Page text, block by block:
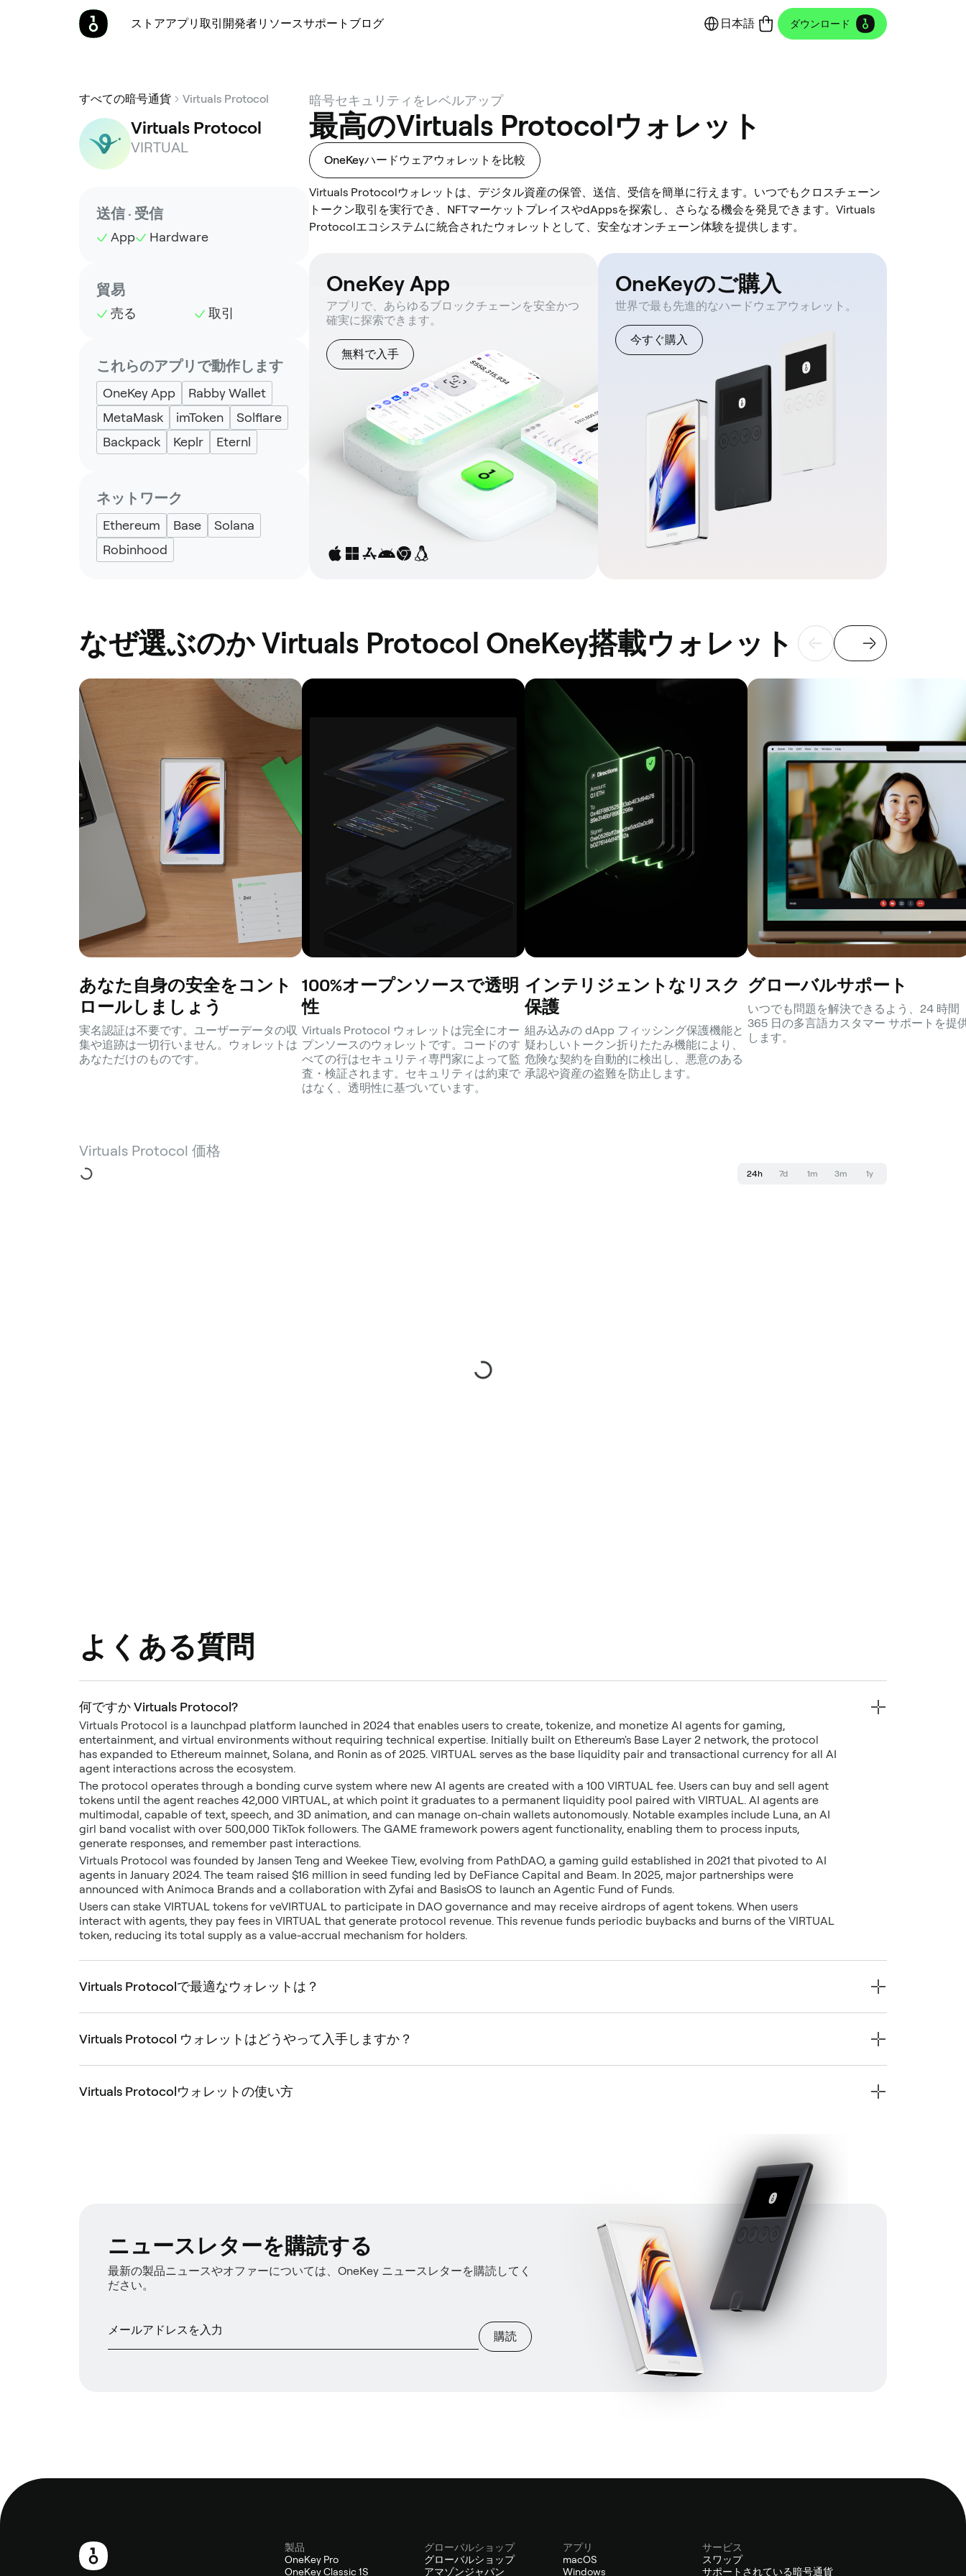
ストアアプリ 取引 開発者リソースサポート ブログ 日本語 ダウンロード
すべての暗号通貨 Virtuals Protocol
Virtuals Protocol
VIRTUAL
送信 · 受信
App Hardware
貿易
売る 取引
これらのアプリで動作します
OneKey App
Rabby Wallet
MetaMask
imToken
Solflare
Backpack
Keplr Eternl
ネットワーク
Ethereum Base
Solana
Robinhood
暗号セキュリティをレベルアップ
最高のVirtuals Protocolウォレット
OneKeyハードウェアウォレットを比較
Virtuals Protocolウォレットは、デジタル資産の保管、送信、受信を簡単に行えます。いつでもクロスチェーン
トークン取引を実行でき、NFTマーケットプレイスやdAppsを探索し、さらなる機会を発見できます。Virtuals
Protocolエコシステムに統合されたウォレットとして、安全なオンチェーン体験を提供します。
OneKey App
アプリで、あらゆるブロックチェーンを安全かつ
確実に探索できます。
無料で入手
OneKeyのご購入
世界で最も先進的なハードウェアウォレット。
今すぐ購入
なぜ選ぶのか Virtuals Protocol OneKey搭載ウォレット
あなた自身の安全をコント
ロールしましょう
実名認証は不要です。ユーザーデータの収
集や追跡は一切行いません。ウォレットは
あなただけのものです。
100%オープンソースで透明
性
Virtuals Protocol ウォレットは完全にオー
プンソースのウォレットです。コードのす
べての行はセキュリティ専門家によって監
査・検証されます。セキュリティは約束で
はなく、透明性に基づいています。
インテリジェントなリスク
保護
組み込みの dApp フィッシング保護機能と
疑わしいトークン折りたたみ機能により、
危険な契約を自動的に検出し、悪意のある
承認や資産の盗難を防止します。
グローバルサポート
いつでも問題を解決できるよう、24 時間
365 日の多言語カスタマー サポートを提
します。
Virtuals Protocol 価格
24h 7d 1m 3m 1y
よくある質問
何ですか Virtuals Protocol?
Virtuals Protocol is a launchpad platform launched in 2024 that enables users to create, tokenize, and monetize AI agents for gaming,
entertainment, and virtual environments without requiring technical expertise. Initially built on Ethereum's Base Layer 2 network, the protocol
has expanded to Ethereum mainnet, Solana, and Ronin as of 2025. VIRTUAL serves as the base liquidity pair and transactional currency for all AI
agent interactions across the ecosystem.
The protocol operates through a bonding curve system where new AI agents are created with a 100 VIRTUAL fee. Users can buy and sell agent
tokens until the agent reaches 42,000 VIRTUAL, at which point it graduates to a permanent liquidity pool paired with VIRTUAL. AI agents are
multimodal, capable of text, speech, and 3D animation, and can manage on-chain wallets autonomously. Notable examples include Luna, an AI
girl band vocalist with over 500,000 TikTok followers. The GAME framework powers agent functionality, enabling them to process inputs,
generate responses, and remember past interactions.
Virtuals Protocol was founded by Jansen Teng and Weekee Tiew, evolving from PathDAO, a gaming guild established in 2021 that pivoted to AI
agents in January 2024. The team raised $16 million in seed funding led by DeFiance Capital and Beam. In 2025, major partnerships were
announced with Animoca Brands and a collaboration with Zyfai and BasisOS to launch an Agentic Fund of Funds.
Users can stake VIRTUAL tokens for veVIRTUAL to participate in DAO governance and may receive airdrops of agent tokens. When users
interact with agents, they pay fees in VIRTUAL that generate protocol revenue. This revenue funds periodic buybacks and burns of the VIRTUAL
token, reducing its total supply as a value-accrual mechanism for holders.
Virtuals Protocolで最適なウォレットは？
Virtuals Protocol ウォレットはどうやって入手しますか？
Virtuals Protocolウォレットの使い方
ニュースレターを購読する
最新の製品ニュースやオファーについては、OneKey ニュースレターを購読してく
ださい。
購読
製品
OneKey Pro
OneKey Classic 1S
グローバルショップ
グローバルショップ
アマゾンジャパン
アプリ
macOS
Windows
サービス
スワップ
サポートされている暗号通貨